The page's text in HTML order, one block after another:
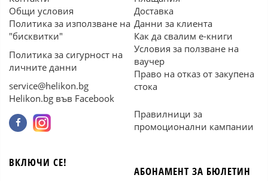
Общи условия
Политика за използване на
"бисквитки"
Политика за сигурност на
личните данни
service@helikon.bg
Helikon.bg във Facebook
Доставка
Данни за клиента
Как да свалим е-книги
Условия за ползване на
ваучер
Право на отказ от закупена
стока
Правилници за
промоционални кампании
ВКЛЮЧИ СЕ!
АБОНАМЕНТ ЗА БЮЛЕТИН